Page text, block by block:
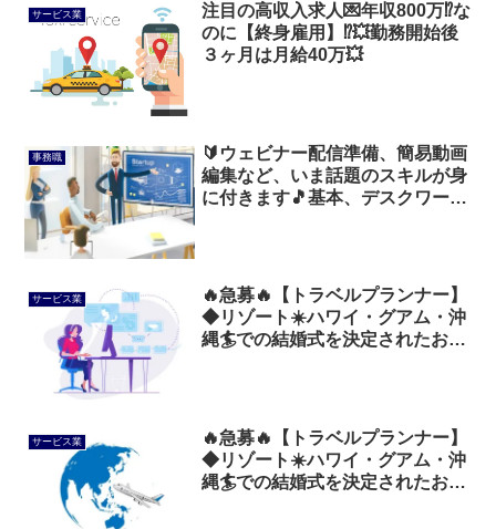
サービス業
注目の高収入求人💌年収800万⁉️な
のに【終身雇用】⁉️💥勤務開始後
３ヶ月は月給40万💥
事務職
🔰ウェビナー配信準備、簡易動画
編集など、いま話題のスキルが身
に付きます🎵基本、デスクワーク
サービス業
🔥急募🔥【トラベルプランナー】
◆リゾート☀️ハワイ・グアム・沖
縄🏄での結婚式を決定されたお客
サービス業
🔥急募🔥【トラベルプランナー】
◆リゾート☀️ハワイ・グアム・沖
縄🏄での結婚式を決定されたお客